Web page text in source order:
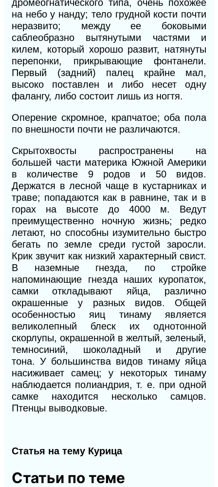
дромеогнатического типа, очень похожее
на небо у нанду; тело грудной кости почти
неразвито; между ее боковыми
саблеобразно вытянутыми частями и
килем, который хорошо развит, натянуты
перепонки, прикрывающие фонтанели.
Первый (задний) палец крайне мал,
высоко поставлен и либо несет одну
фалангу, либо состоит лишь из ногтя.
Оперение скромное, крапчатое; оба пола
по внешности почти не различаются.
Скрытохвосты распространены на
большей части материка Южной Америки
в количестве 9 родов и 50 видов.
Держатся в лесной чаще в кустарниках и
траве; попадаются как в равнине, так и в
горах на высоте до 4000 м. Ведут
преимущественно ночную жизнь; редко
летают, но способны изумительно быстро
бегать по земле среди густой заросли.
Крик звучит как низкий характерный свист.
В наземные гнезда, по стройке
напоминающие гнезда наших куропаток,
самки откладывают яйца, различно
окрашенные у разных видов. Общей
особенностью яиц тинаму является
великолепный блеск их однотонной
скорлупы, окрашенной в желтый, зеленый,
темносиний, шоколадный и другие
тона. У большинства видов тинаму яйца
насиживает самец; у некоторых тинаму
наблюдается полиандрия, т. е. при одной
самке находится несколько самцов.
Птенцы выводковые.
Статья на тему Курица
Статьи по теме